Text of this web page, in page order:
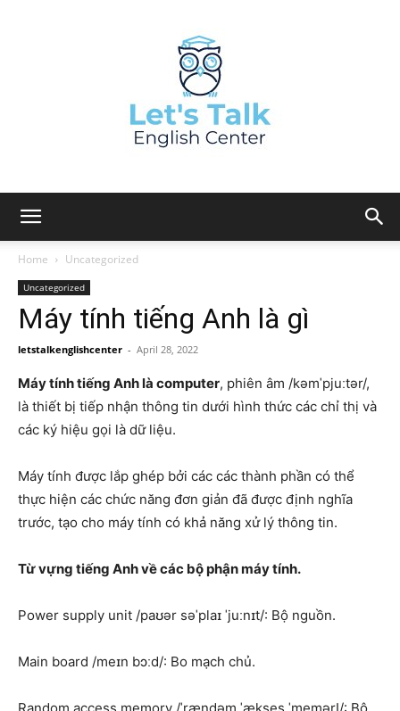
Home Uncategorized
Uncategorized
Máy tính tiếng Anh là gì
letstalkenglishcenter - April 28, 2022
Máy tính tiếng Anh là computer, phiên âm /kəmˈpjuːtər/,
là thiết bị tiếp nhận thông tin dưới hình thức các chỉ thị và
các ký hiệu gọi là dữ liệu.
Máy tính được lắp ghép bởi các các thành phần có thể
thực hiện các chức năng đơn giản đã được định nghĩa
trước, tạo cho máy tính có khả năng xử lý thông tin.
Từ vựng tiếng Anh về các bộ phận máy tính.
Power supply unit /paʊər səˈplaɪ ˈjuːnɪt/: Bộ nguồn.
Main board /meɪn bɔːd/: Bo mạch chủ.